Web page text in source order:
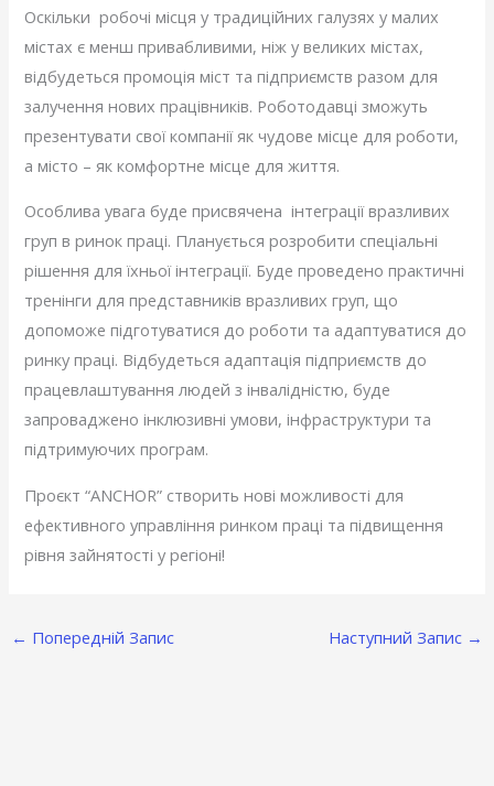
Оскільки робочі місця у традиційних галузях у малих
містах є менш привабливими, ніж у великих містах,
відбудеться промоція міст та підприємств разом для
залучення нових працівників. Роботодавці зможуть
презентувати свої компанії як чудове місце для роботи,
а місто – як комфортне місце для життя.
Особлива увага буде присвячена інтеграції вразливих
груп в ринок праці. Планується розробити спеціальні
рішення для їхньої інтеграції. Буде проведено практичні
тренінги для представників вразливих груп, що
допоможе підготуватися до роботи та адаптуватися до
ринку праці. Відбудеться адаптація підприємств до
працевлаштування людей з інвалідністю, буде
запроваджено інклюзивні умови, інфраструктури та
підтримуючих програм.
Проєкт “ANCHOR” створить нові можливості для
ефективного управління ринком праці та підвищення
рівня зайнятості у регіоні!
← Попередній Запис Наступний Запис →